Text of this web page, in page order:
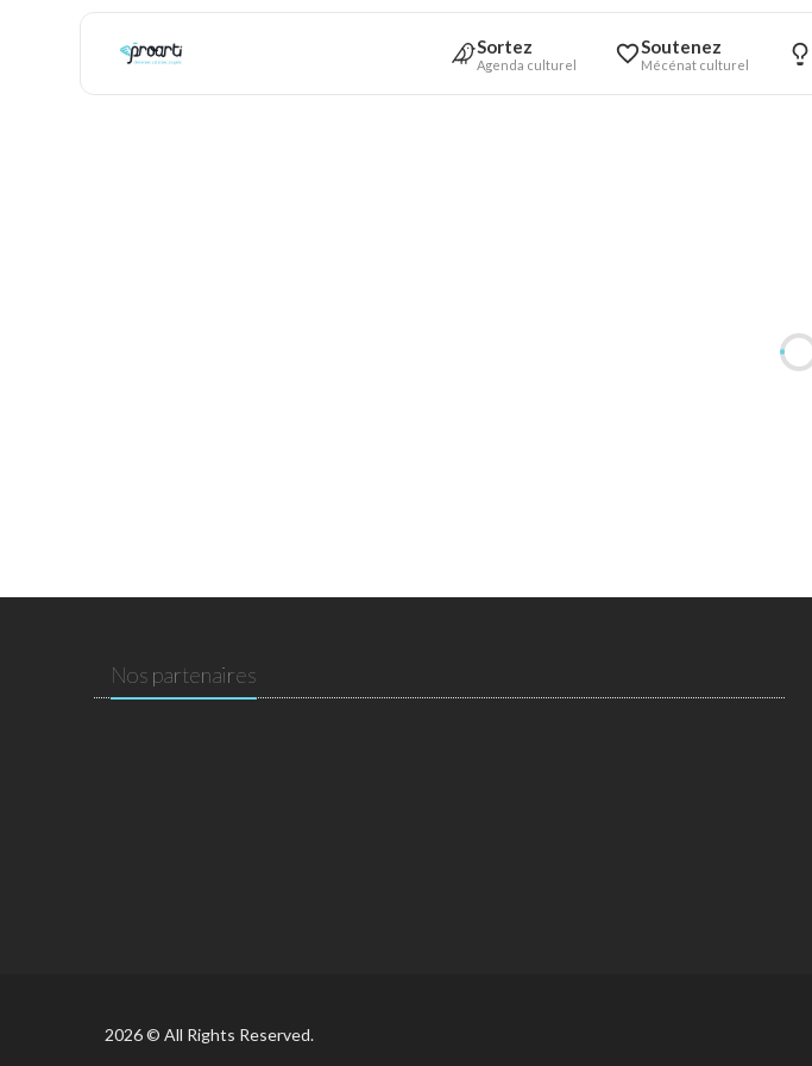
Sortez
Agenda culturel
Soutenez
Mécénat culturel
Nos partenaires
2026 © All Rights Reserved.